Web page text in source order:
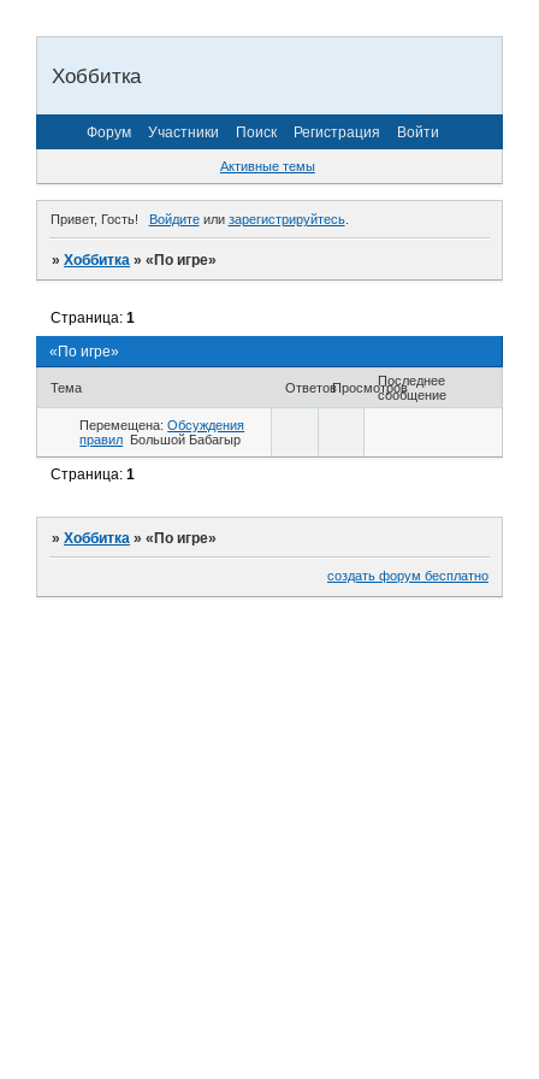
Хоббитка
Форум Участники Поиск Регистрация Войти
Активные темы
Привет, Гость! Войдитеили зарегистрируйтесь.
»Хоббитка »«По игре»
«По игре»
Страница:1
Тема ОтветовПросмотровПоследнее
сообщение
Перемещена: Обсуждения
правил
Большой Бабагыр
Страница:1
»Хоббитка »«По игре»
создать форум бесплатно